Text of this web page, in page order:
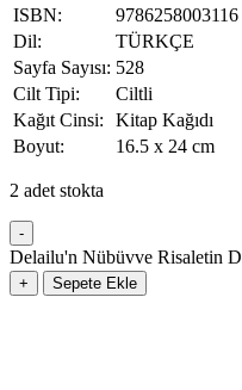
ISBN:
9786258003116
Dil:
TÜRKÇE
Sayfa Sayısı: 528
Cilt Tipi:
Ciltli
Kağıt Cinsi:
Kitap Kağıdı
Boyut:
16.5 x 24 cm
2 adet stokta
-
Delailu'n Nübüvve Risaletin
+ Sepete Ekle